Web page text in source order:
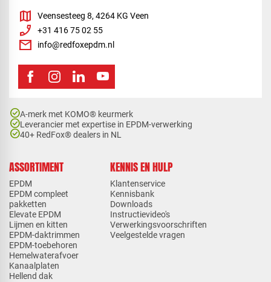
ASSORTIMENT
EPDM
EPDM compleet
pakketten
Elevate EPDM
Lijmen en kitten
EPDM-daktrimmen
EPDM-toebehoren
Hemelwaterafvoer
Kanaalplaten
Hellend dak
KENNIS EN HULP
Klantenservice
Kennisbank
Downloads
Instructievideo's
Verwerkingsvoorschriften
Veelgestelde vragen
map Veensesteeg 8, 4264 KG Veen
phone_enabled +31 416 75 02 55
mail info@redfoxepdm.nl
check_circleA-merk met KOMO® keurmerk
check_circleLeverancier met expertise in EPDM-verwerking
check_circle40+ RedFox® dealers in NL